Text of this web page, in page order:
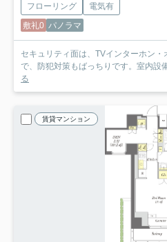
フローリング
電気有
敷礼0 パノラマ
セキュリティ面は、TVインターホン
で、防犯対策もばっちりです。室内設
る
賃貸マンション